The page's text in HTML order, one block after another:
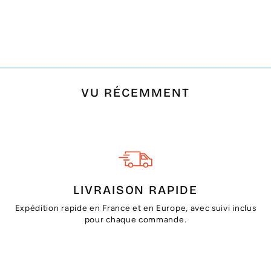
VU RÉCEMMENT
LIVRAISON RAPIDE
Expédition rapide en France et en Europe, avec suivi inclus
pour chaque commande.